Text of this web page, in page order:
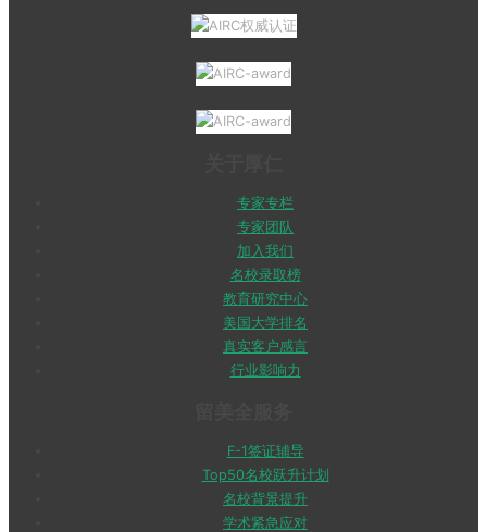
专家专栏
专家团队
加入我们
名校录取榜
教育研究中心
美国大学排名
真实客户感言
行业影响力
F-1签证辅导
Top50名校跃升计划
名校背景提升
学术紧急应对